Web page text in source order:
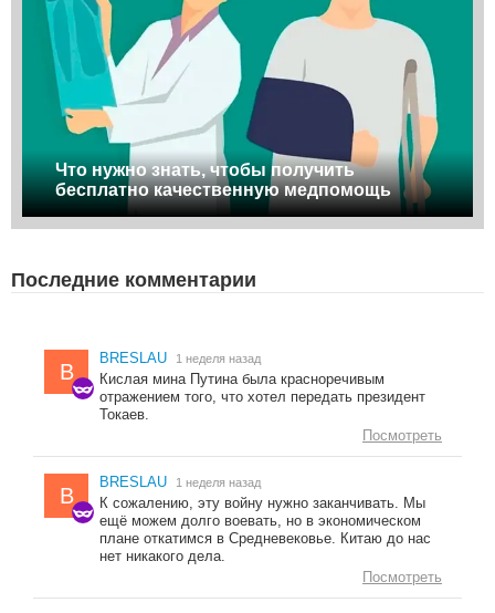
Что нужно знать, чтобы получить
бесплатно качественную медпомощь
Последние комментарии
B
BRESLAU 1 неделя назад
Кислая мина Путина была красноречивым
отражением того, что хотел передать президент
Токаев.
Посмотреть
B
BRESLAU 1 неделя назад
К сожалению, эту войну нужно заканчивать. Мы
ещё можем долго воевать, но в экономическом
плане откатимся в Средневековье. Китаю до нас
нет никакого дела.
Посмотреть